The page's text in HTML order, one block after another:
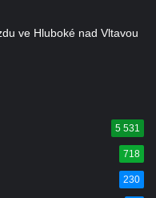
ve
na
ve Hluboké nad Vltavou
5 531
718
230